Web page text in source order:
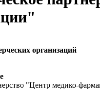
организаций
"Центр медико-